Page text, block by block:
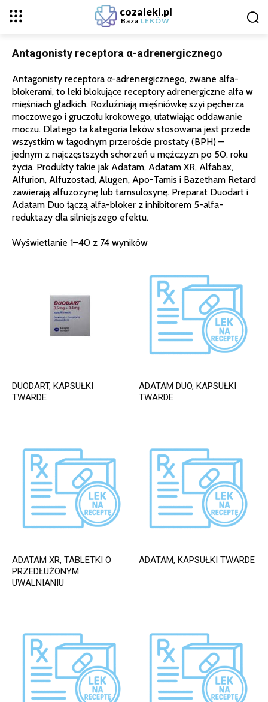
cozaleki.pl
Baza LEKÓW
Antagonisty receptora α-adrenergicznego
Antagonisty receptora α-adrenergicznego, zwane alfa-
blokerami, to leki blokujące receptory adrenergiczne alfa w
mięśniach gładkich. Rozluźniają mięśniówkę szyi pęcherza
moczowego i gruczołu krokowego, ułatwiając oddawanie
moczu. Dlatego ta kategoria leków stosowana jest przede
wszystkim w łagodnym przeroście prostaty (BPH) –
jednym z najczęstszych schorzeń u mężczyzn po 50. roku
życia. Produkty takie jak Adatam, Adatam XR, Alfabax,
Alfurion, Alfuzostad, Alugen, Apo-Tamis i Bazetham Retard
zawierają alfuzozynę lub tamsulosynę. Preparat Duodart i
Adatam Duo łączą alfa-bloker z inhibitorem 5-alfa-
reduktazy dla silniejszego efektu.
Wyświetlanie 1–40 z 74 wyników
DUODART, KAPSUŁKI
TWARDE
ADATAM DUO, KAPSUŁKI
TWARDE
ADATAM XR, TABLETKI O
PRZEDŁUŻONYM
UWALNIANIU
ADATAM, KAPSUŁKI TWARDE